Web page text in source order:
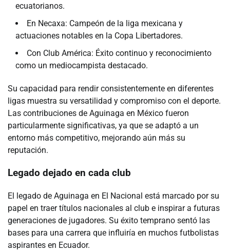
ecuatorianos.
En Necaxa: Campeón de la liga mexicana y
actuaciones notables en la Copa Libertadores.
Con Club América: Éxito continuo y reconocimiento
como un mediocampista destacado.
Su capacidad para rendir consistentemente en diferentes
ligas muestra su versatilidad y compromiso con el deporte.
Las contribuciones de Aguinaga en México fueron
particularmente significativas, ya que se adaptó a un
entorno más competitivo, mejorando aún más su
reputación.
Legado dejado en cada club
El legado de Aguinaga en El Nacional está marcado por su
papel en traer títulos nacionales al club e inspirar a futuras
generaciones de jugadores. Su éxito temprano sentó las
bases para una carrera que influiría en muchos futbolistas
aspirantes en Ecuador.